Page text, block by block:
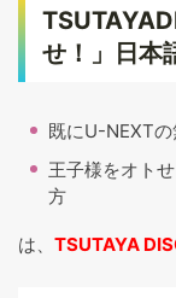
せ！」日本
既にU-NEXT
王子様をオト
方
は、 TSUTAYA